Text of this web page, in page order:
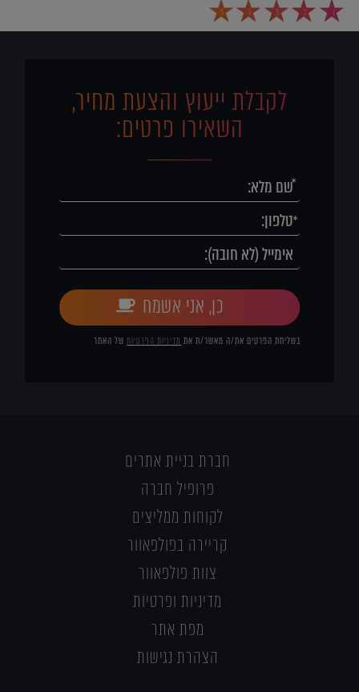
1
2
3
4
5
לקבלת ייעוץ והצעת מחיר,
השאירו פרטים:
כן, אני אשמח
בשליחת הפרטים את/ה מאשר/ת את מדיניות הפרטיותשל האתר
חברת בניית אתרים
פרופיל חברה
לקוחות ממליצים
קריירה בפולפאוור
צוות פולפאוור
מדיניות ופרטיות
מפת אתר
הצהרת נגישות